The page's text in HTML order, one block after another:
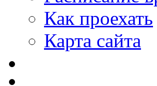
Как проехать
Карта сайта